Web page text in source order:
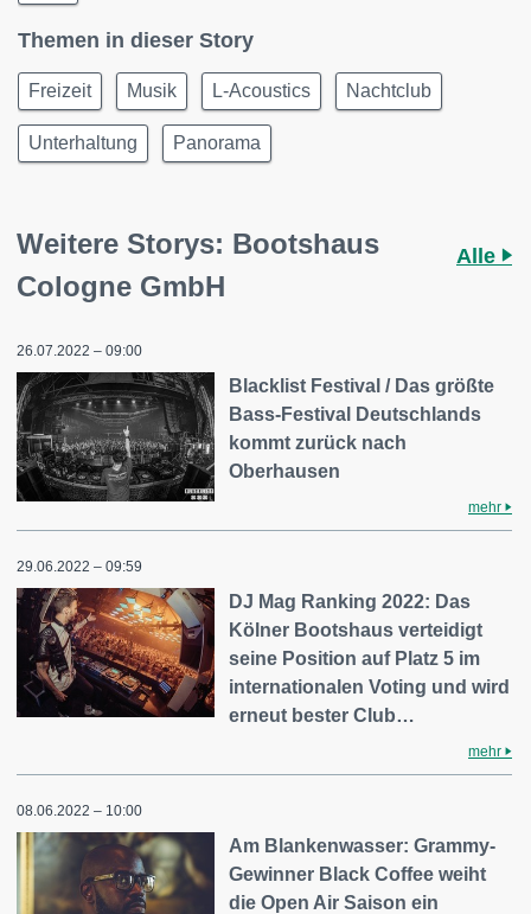
Themen in dieser Story
Freizeit Musik L-Acoustics Nachtclub
Unterhaltung Panorama
Weitere Storys: Bootshaus
Cologne GmbH
Alle
26.07.2022 – 09:00
Blacklist Festival / Das größte
Bass-Festival Deutschlands
kommt zurück nach
Oberhausen
mehr
29.06.2022 – 09:59
DJ Mag Ranking 2022: Das
Kölner Bootshaus verteidigt
seine Position auf Platz 5 im
internationalen Voting und wird
erneut bester Club…
mehr
08.06.2022 – 10:00
Am Blankenwasser: Grammy-
Gewinner Black Coffee weiht
die Open Air Saison ein